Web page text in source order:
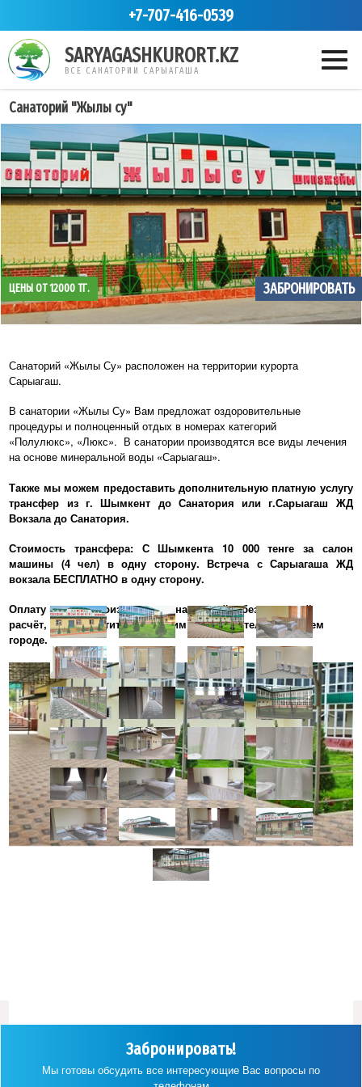
+7-707-416-0539
SARYAGASHKURORT.KZ
ВСЕ САНАТОРИИ САРЫАГАША
Санаторий "Жылы су"
ЦЕНЫ ОТ 12000 ТГ. ЗАБРОНИРОВАТЬ
Санаторий «Жылы Су» расположен на территории курорта
Сарыагаш.
В санатории «Жылы Су» Вам предложат оздоровительные
процедуры и полноценный отдых в номерах категорий
«Полулюкс», «Люкс». В санатории производятся все виды лечения
на основе минеральной воды «Сарыагаш».
Также мы можем предоставить дополнительную платную услугу
трансфер из г. Шымкент до Санатория или г.Сарыагаш ЖД
Вокзала до Санатория.
Стоимость трансфера: С Шымкента 10 000 тенге за салон
машины (4 чел) в одну сторону. Встреча с Сарыагаша ЖД
вокзала БЕСПЛАТНО в одну сторону.
Оплату можете производить за наличный и безналичный
расчёт, либо обратиться к нашим представителям в Вашем
городе.
Забронировать!
Мы готовы обсудить все интересующие Вас вопросы по